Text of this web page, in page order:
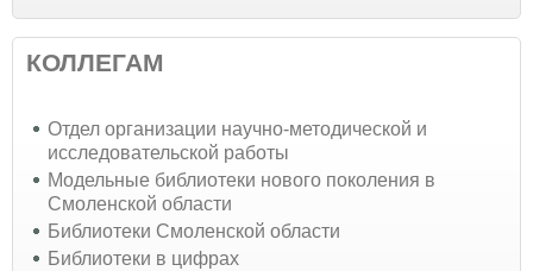
КОЛЛЕГАМ
Отдел организации научно-методической и
исследовательской работы
Модельные библиотеки нового поколения в
Смоленской области
Библиотеки Смоленской области
Библиотеки в цифрах